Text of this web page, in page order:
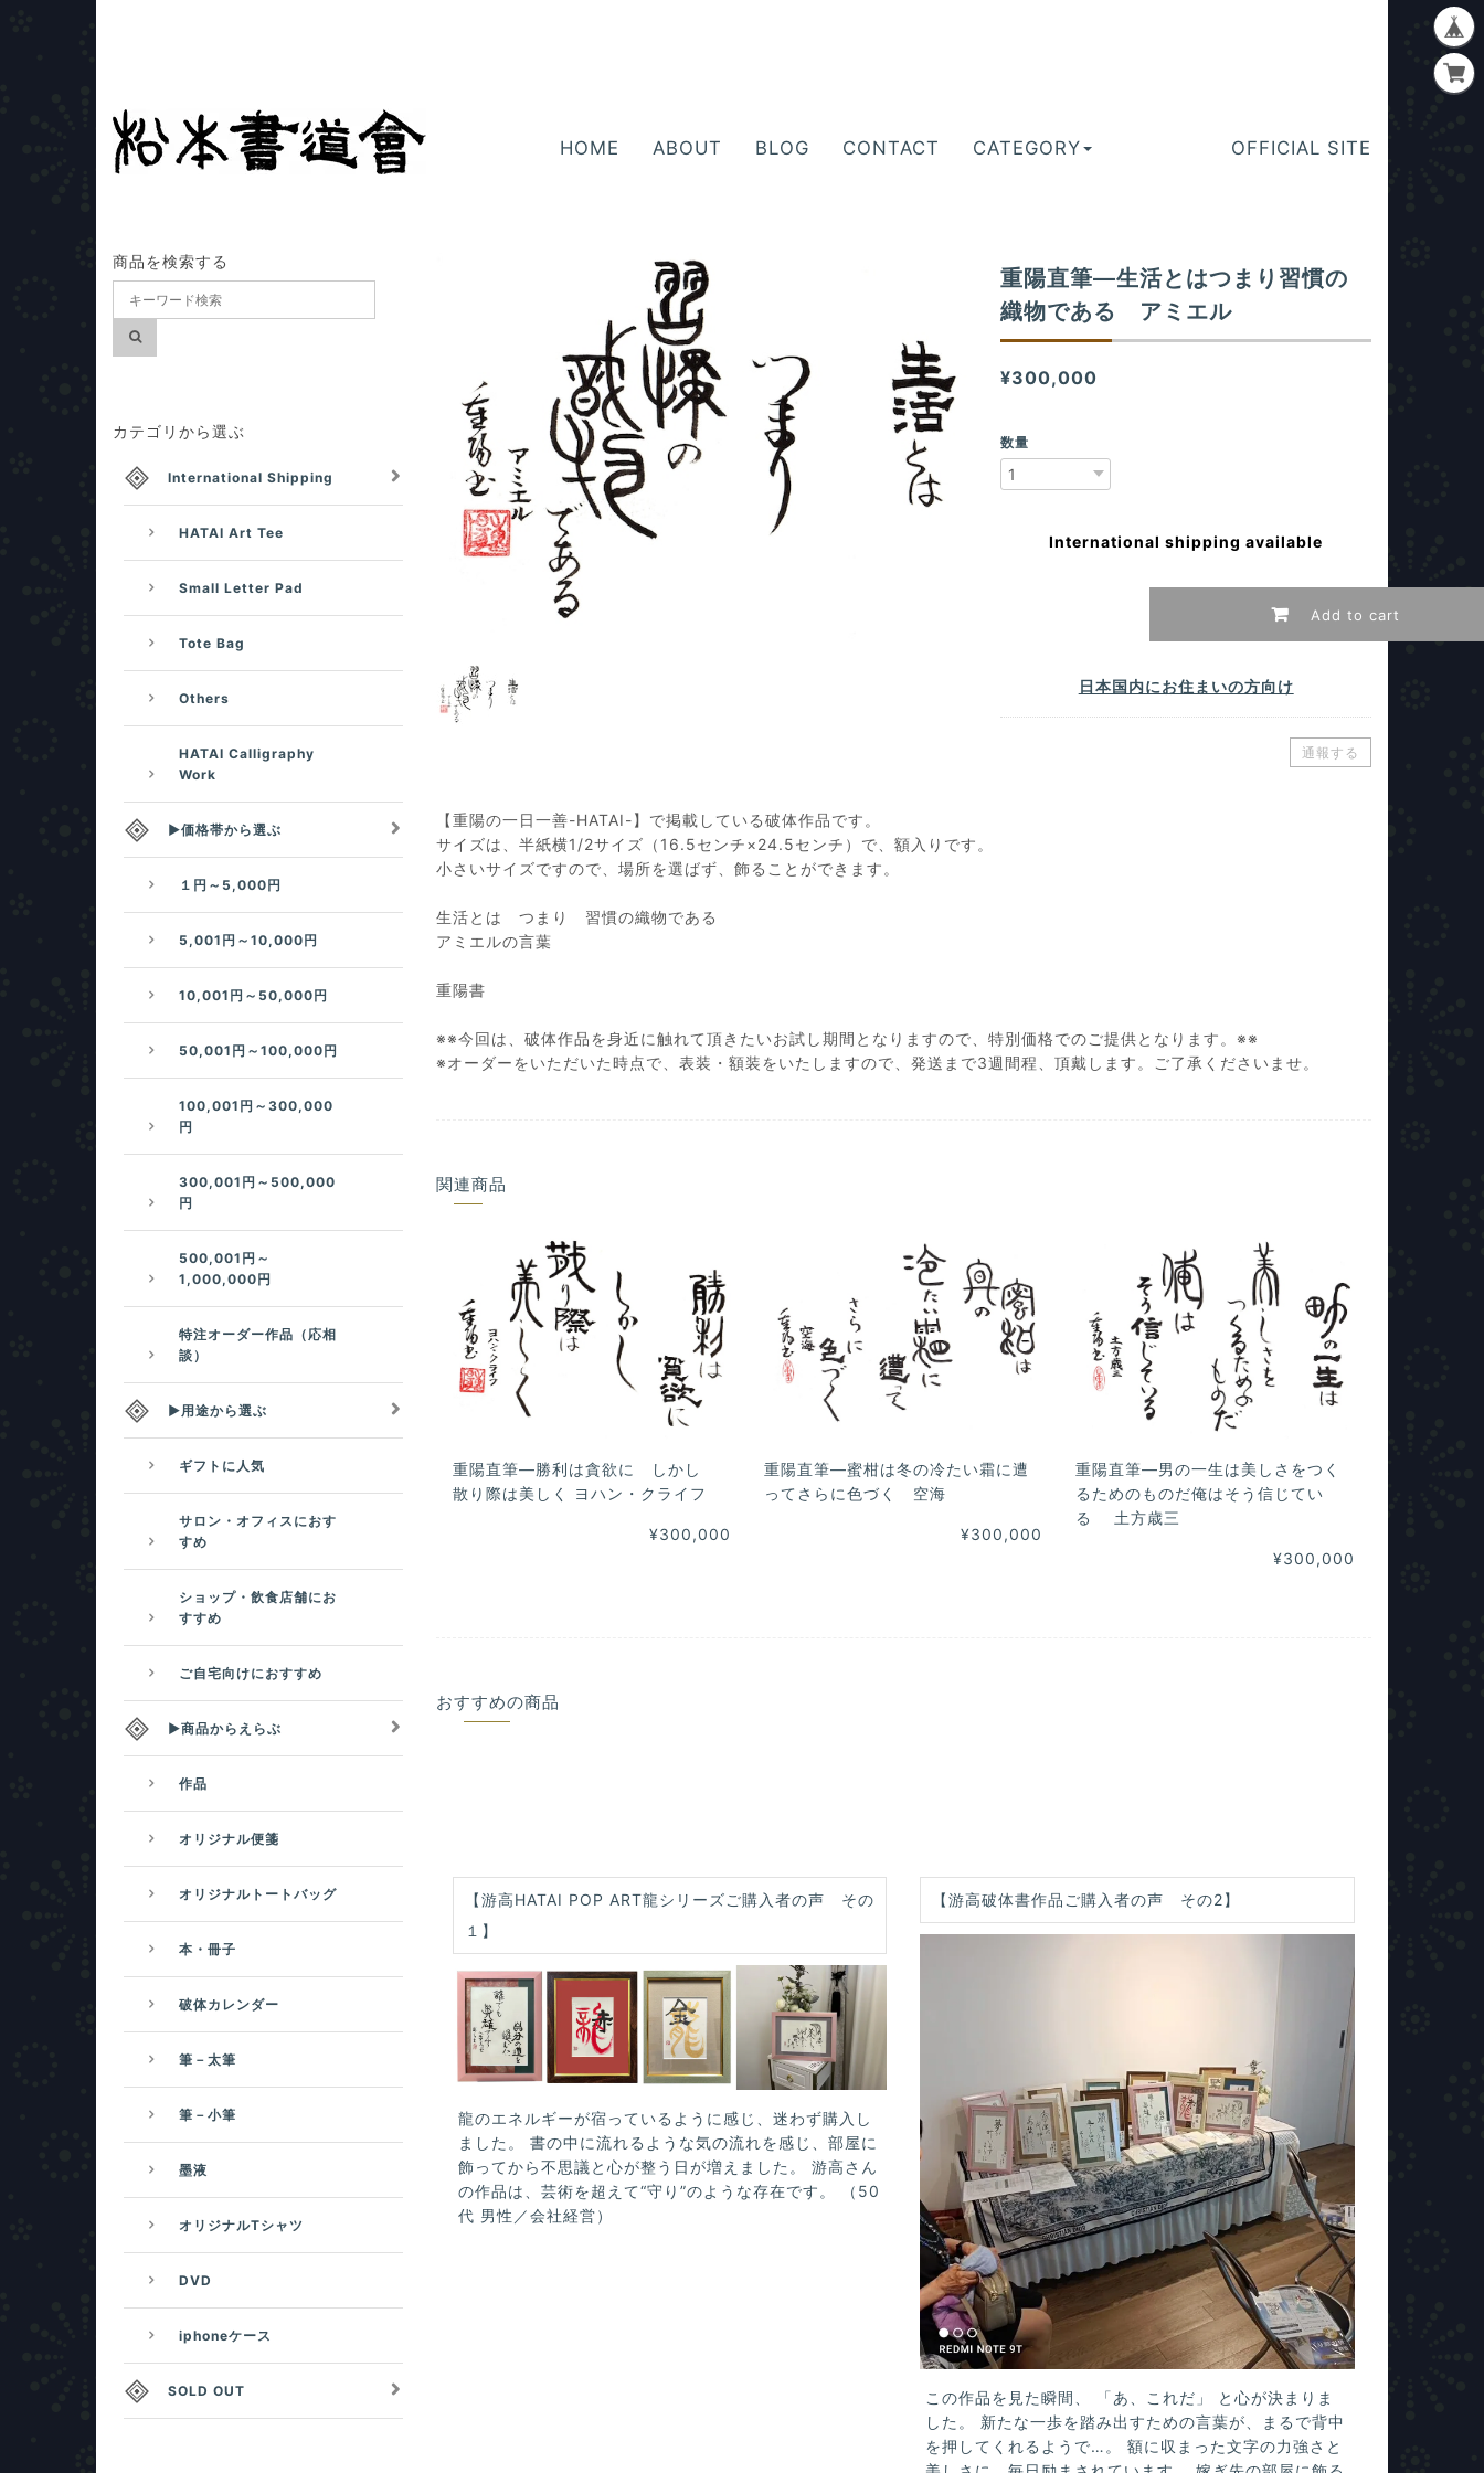
HOME ABOUT BLOG CONTACT CATEGORY OFFICIAL SITE
重陽直筆―生活とはつまり習慣の
織物である アミエル
¥300,000
数量
International shipping available
Add to cart
日本国内にお住まいの方向け
通報する
【重陽の一日一善-HATAI-】で掲載している破体作品です。
サイズは、半紙横1/2サイズ（16.5センチ×24.5センチ）で、額入りです。
小さいサイズですので、場所を選ばず、飾ることができます。
生活とは つまり 習慣の織物である
アミエルの言葉
重陽書
※※今回は、破体作品を身近に触れて頂きたいお試し期間となりますので、特別価格でのご提供となります。※※
※オーダーをいただいた時点で、表装・額装をいたしますので、発送まで3週間程、頂戴します。ご了承くださいませ。
関連商品
重陽直筆―勝利は貪欲に しかし
散り際は美しく ヨハン・クライフ
¥300,000
重陽直筆―蜜柑は冬の冷たい霜に遭
ってさらに色づく 空海
¥300,000
重陽直筆―男の一生は美しさをつく
るためのものだ俺はそう信じてい
る 土方歳三
¥300,000
おすすめの商品
【游高HATAI POP ART龍シリーズご購入者の声 その
１】
龍のエネルギーが宿っているように感じ、迷わず購入し
ました。 書の中に流れるような気の流れを感じ、部屋に
飾ってから不思議と心が整う日が増えました。 游高さん
の作品は、芸術を超えて“守り”のような存在です。 （50
代 男性／会社経営）
【游高破体書作品ご購入者の声 その2】
この作品を見た瞬間、 「あ、これだ」 と心が決まりま
した。 新たな一歩を踏み出すための言葉が、まるで背中
を押してくれるようで…。 額に収まった文字の力強さと
商品を検索する
カテゴリから選ぶ
International Shipping
HATAI Art Tee
Small Letter Pad
Tote Bag
Others
HATAI Calligraphy
Work
▶価格帯から選ぶ
１円～5,000円
5,001円～10,000円
10,001円～50,000円
50,001円～100,000円
100,001円～300,000
円
300,001円～500,000
円
500,001円～
1,000,000円
特注オーダー作品（応相
談）
▶用途から選ぶ
ギフトに人気
サロン・オフィスにおす
すめ
ショップ・飲食店舗にお
すすめ
ご自宅向けにおすすめ
▶商品からえらぶ
作品
オリジナル便箋
オリジナルトートバッグ
本・冊子
破体カレンダー
筆－太筆
筆－小筆
墨液
オリジナルTシャツ
DVD
iphoneケース
SOLD OUT